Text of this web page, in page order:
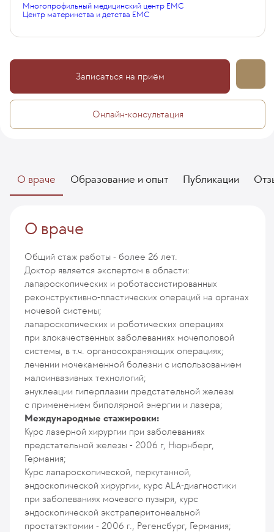
Многопрофильный медицинский центр EMC
Центр материнства и детства EMC
Записаться на приём
Онлайн-консультация
О враче Образование и опыт Публикации
О враче
Общий стаж работы - более 26 лет.
Доктор является экспертом в области:
лапароскопических и роботассистированных
реконструктивно-пластических операций на органах
мочевой системы;
лапароскопических и роботических операциях
при злокачественных заболеваниях мочеполовой
системы, в т.ч. органосохраняющих операциях;
лечении мочекаменной болезни с использованием
малоинвазивных технологий;
энуклеации гиперплазии предстательной железы
с применением биполярной энергии и лазера;
Международные стажировки:
Курс лазерной хирургии при заболеваниях
предстательной железы - 2006 г, Нюрнберг,
Германия;
Курс лапароскопической, перкутанной,
эндоскопической хирургии, курс ALA-диагностики
при заболеваниях мочевого пузыря, курс
эндоскопической экстраперитонеальной
простатэктомии - 2006 г., Регенсбург, Германия;